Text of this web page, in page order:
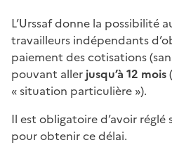
L’Urssaf donne la possibilité
travailleurs indépendants
paiement des cotisations
pouvant aller jusqu’à 12 mois
« situation particulière »).
Il est obligatoire d’avoir réglé
pour obtenir ce délai.